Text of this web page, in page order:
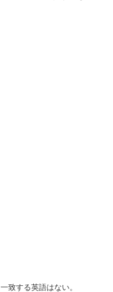
致する英語はない。